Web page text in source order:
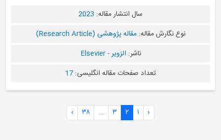
سال انتشار مقاله:2023
نوع نگارش مقاله:مقاله پژوهشی (Research Article)
ناشر:الزویر - Elsevier
تعداد صفحات مقاله انگلیسی:17
۱ ۲ ۳ ... ۳۸ ›